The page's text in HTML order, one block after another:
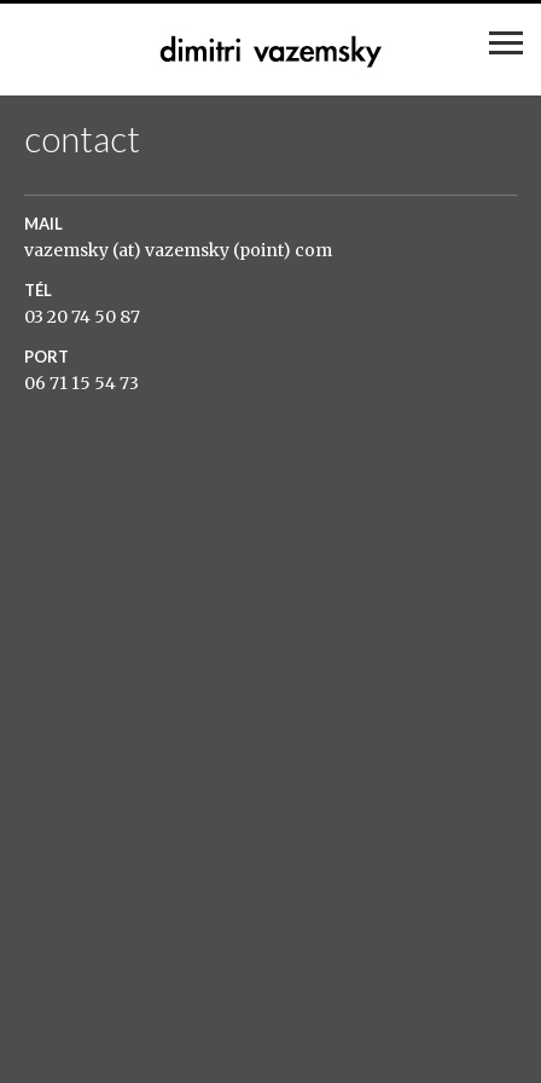
contact
MAIL
vazemsky (at) vazemsky (point) com
TÉL
03 20 74 50 87
PORT
06 71 15 54 73